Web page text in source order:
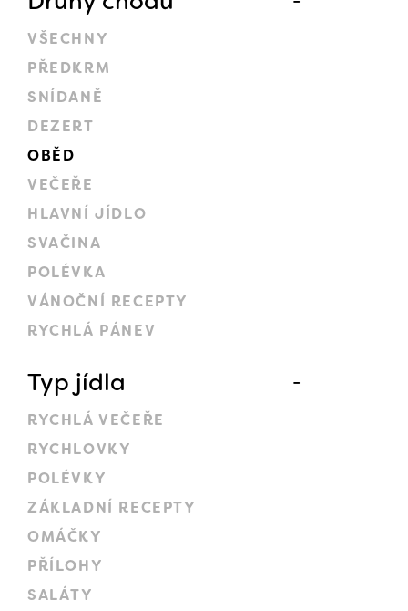
VŠECHNY
PŘEDKRM
SNÍDANĚ
DEZERT
OBĚD
VEČEŘE
HLAVNÍ JÍDLO
SVAČINA
POLÉVKA
VÁNOČNÍ RECEPTY
RYCHLÁ PÁNEV
Typ jídla
RYCHLÁ VEČEŘE
RYCHLOVKY
POLÉVKY
ZÁKLADNÍ RECEPTY
OMÁČKY
PŘÍLOHY
SALÁTY